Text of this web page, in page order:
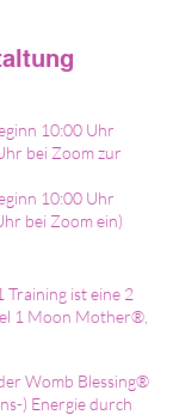
10:00 Uhr
bei Zoom zur
10:00 Uhr
bei Zoom ein)
ist eine 2
1 Moon Mother®,
Womb Blessing®
) Energie durch